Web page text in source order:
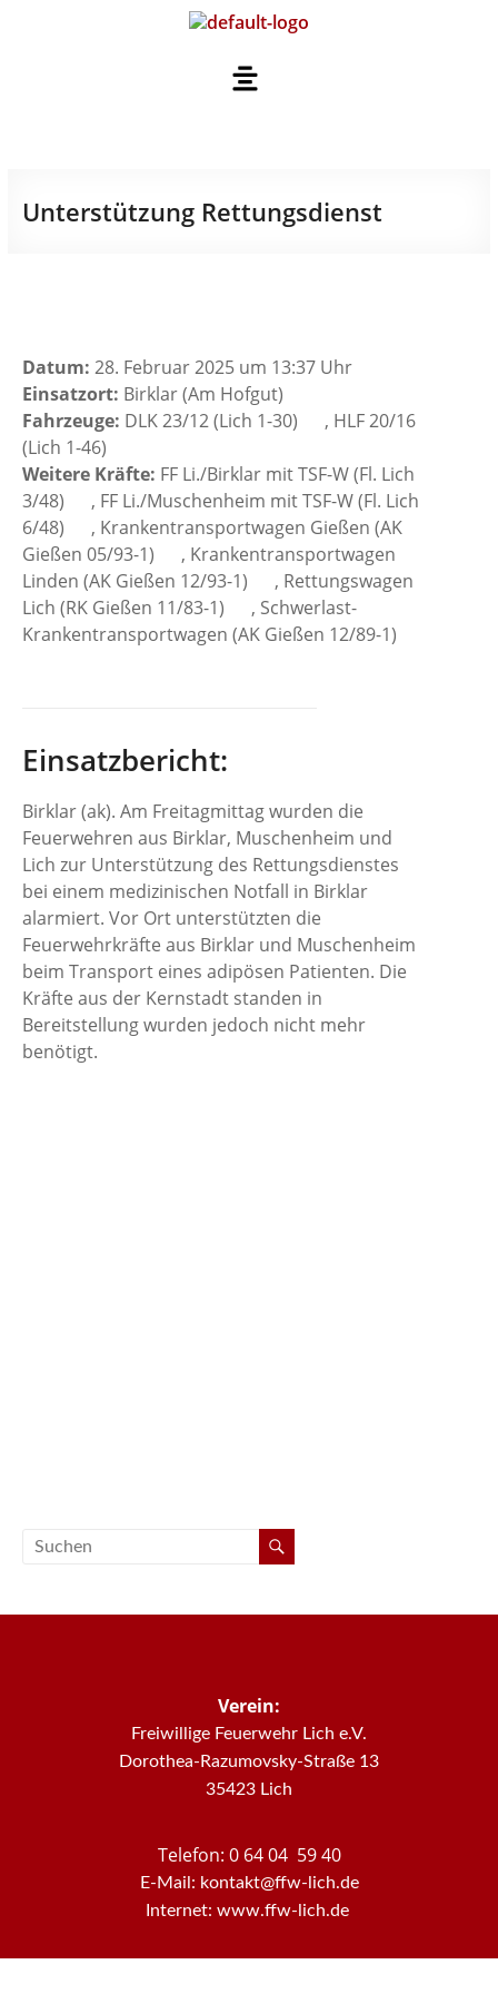
Unterstützung Rettungsdienst
Datum: 28. Februar 2025 um 13:37 Uhr
Einsatzort: Birklar (Am Hofgut)
Fahrzeuge: DLK 23/12 (Lich 1-30)
, HLF 20/16
(Lich 1-46)
Weitere Kräfte: FF Li./Birklar mit TSF-W (Fl. Lich
3/48)
, FF Li./Muschenheim mit TSF-W (Fl. Lich
6/48)
, Krankentransportwagen Gießen (AK
Gießen 05/93-1)
, Krankentransportwagen
Linden (AK Gießen 12/93-1)
, Rettungswagen
Lich (RK Gießen 11/83-1)
, Schwerlast-
Krankentransportwagen (AK Gießen 12/89-1)
Einsatzbericht:
Birklar (ak). Am Freitagmittag wurden die
Feuerwehren aus Birklar, Muschenheim und
Lich zur Unterstützung des Rettungsdienstes
bei einem medizinischen Notfall in Birklar
alarmiert. Vor Ort unterstützten die
Feuerwehrkräfte aus Birklar und Muschenheim
beim Transport eines adipösen Patienten. Die
Kräfte aus der Kernstadt standen in
Bereitstellung wurden jedoch nicht mehr
benötigt.
Verein:
Freiwillige Feuerwehr Lich e.V.
Dorothea-Razumovsky-Straße 13
35423 Lich
Telefon: 0 64 04 59 40
E-Mail: kontakt@ffw-lich.de
Internet: www.ffw-lich.de